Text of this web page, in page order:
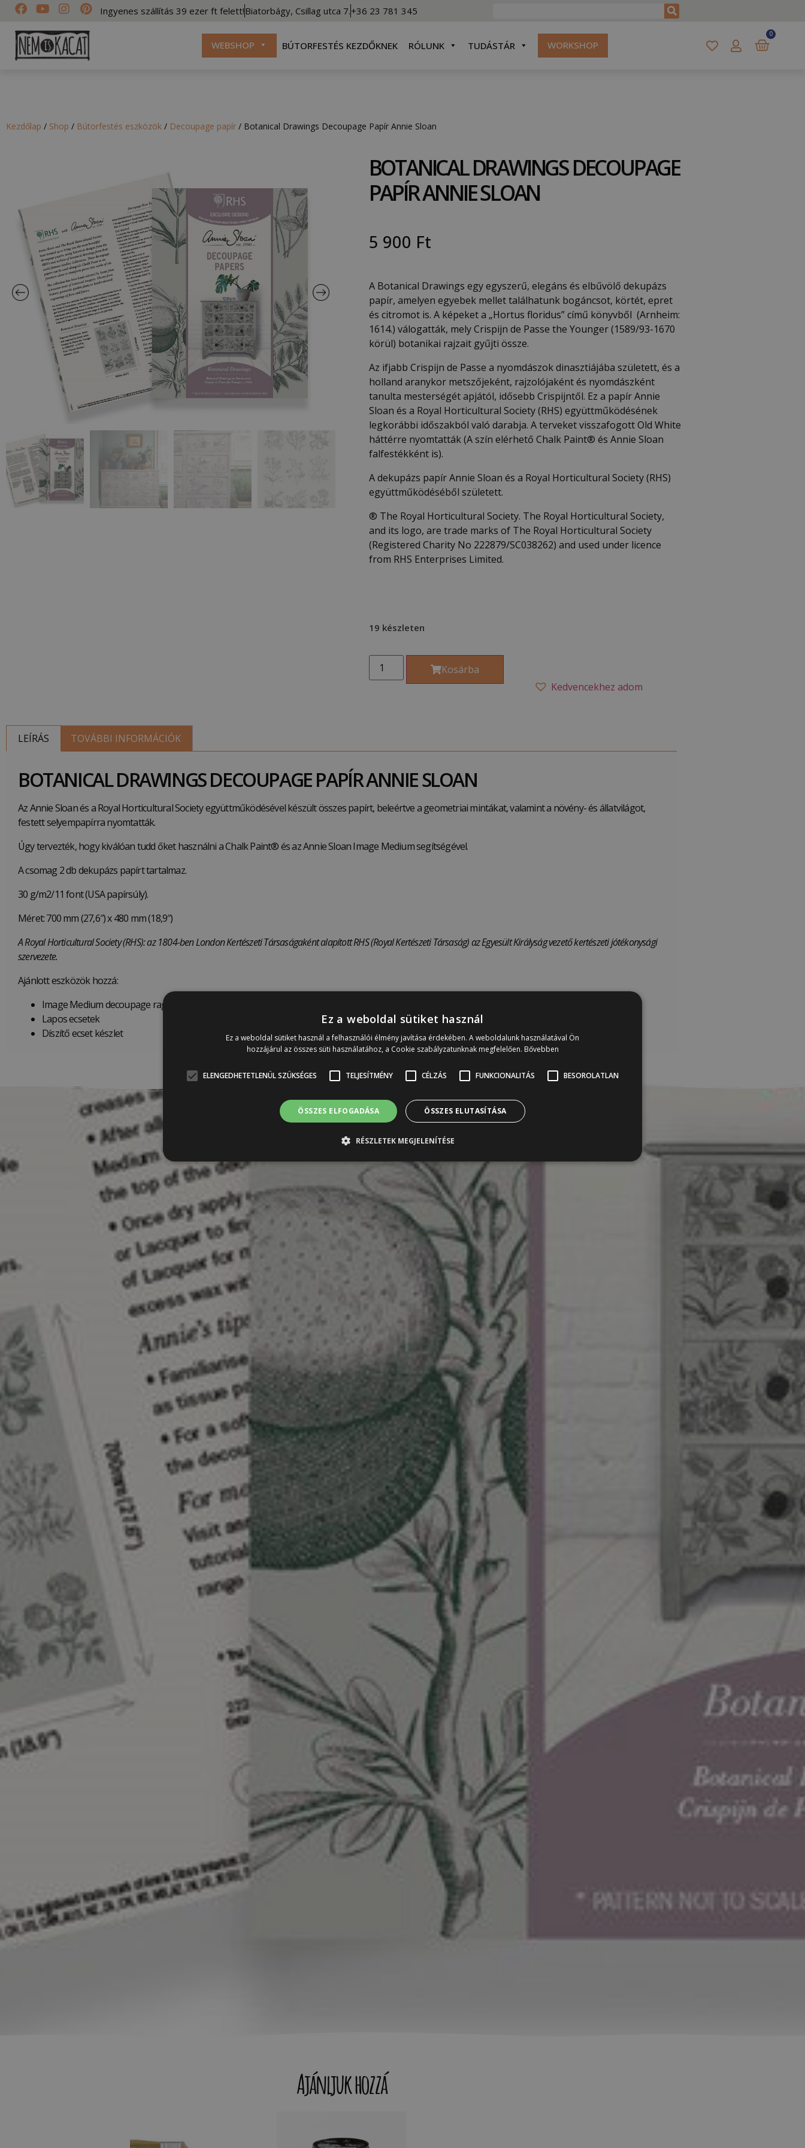
Ingyenes szállítás 39 ezer ft felett!Biatorbágy, Csillag utca 7.+36 23 781 345
WEBSHOP BÚTORFESTÉS KEZDŐKNEK RÓLUNK TUDÁSTÁR WORKSHOP
0
Kezdőlap / Shop / Bútorfestés eszközök / Decoupage papír / Botanical Drawings Decoupage Papír Annie Sloan
BOTANICAL DRAWINGS DECOUPAGE
PAPÍR ANNIE SLOAN
5 900 Ft
A Botanical Drawings egy egyszerű, elegáns és elbűvölő dekupázs
papír, amelyen egyebek mellet találhatunk bogáncsot, körtét, epret
és citromot is. A képeket a „Hortus floridus” című könyvből (Arnheim:
1614.) válogatták, mely Crispijn de Passe the Younger (1589/93-1670
körül) botanikai rajzait gyűjti össze.
Az ifjabb Crispijn de Passe a nyomdászok dinasztiájába született, és a
holland aranykor metszőjeként, rajzolójaként és nyomdászként
tanulta mesterségét apjától, idősebb Crispijntől. Ez a papír Annie
Sloan és a Royal Horticultural Society (RHS) együttműködésének
legkorábbi időszakból való darabja. A terveket visszafogott Old White
háttérre nyomtatták (A szín elérhető Chalk Paint® és Annie Sloan
falfestékként is).
A dekupázs papír Annie Sloan és a Royal Horticultural Society (RHS)
együttműködéséből született.
®️ The Royal Horticultural Society. The Royal Horticultural Society,
and its logo, are trade marks of The Royal Horticultural Society
(Registered Charity No 222879/SC038262) and used under licence
from RHS Enterprises Limited.
19 készleten
Kosárba
Kedvencekhez adom
LEÍRÁS TOVÁBBI INFORMÁCIÓK
BOTANICAL DRAWINGS DECOUPAGE PAPÍR ANNIE SLOAN
Az Annie Sloan és a Royal Horticultural Society együttműködésével készült összes papírt, beleértve a geometriai mintákat, valamint a növény- és állatvilágot,
festett selyempapírra nyomtatták.
Úgy tervezték, hogy kiválóan tudd őket használni a Chalk Paint® és az Annie Sloan Image Medium segítségével.
A csomag 2 db dekupázs papírt tartalmaz.
30 g/m2/11 font (USA papírsúly).
Méret: 700 mm (27,6″) x 480 mm (18,9″)
A Royal Horticultural Society (RHS): az 1804-ben London Kertészeti Társaságaként alapított RHS (Royal Kertészeti Társaság) az Egyesült Királyság vezető kertészeti jótékonysági
szervezete.
Ajánlott eszközök hozzá:
Image Medium decoupage ragasztó
Lapos ecsetek
Díszítő ecset készlet
Ajánljuk hozzá
Ez a weboldal sütiket használ
Ez a weboldal sütiket használ a felhasználói élmény javítása érdekében. A weboldalunk használatával Ön
hozzájárul az összes süti használatához, a Cookie szabályzatunknak megfelelően. Bővebben
ELENGEDHETETLENÜL SZÜKSÉGES TELJESÍTMÉNY CÉLZÁS FUNKCIONALITÁS BESOROLATLAN
ÖSSZES ELFOGADÁSA ÖSSZES ELUTASÍTÁSA
RÉSZLETEK MEGJELENÍTÉSE